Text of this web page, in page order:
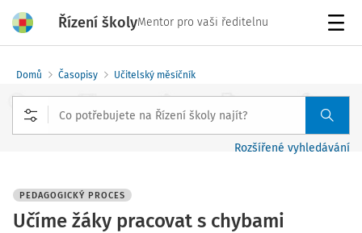
Řízení školyMentor pro vaši ředitelnu
Domů Časopisy Učitelský měsíčník
Rozšířené vyhledávání
PEDAGOGICKÝ PROCES
Učíme žáky pracovat s chybami